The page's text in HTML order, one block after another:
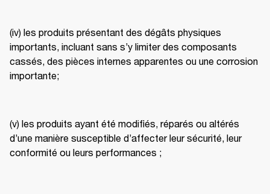
(iv) les produits présentant des dégâts physiques
importants, incluant sans s’y limiter des composants
cassés, des pièces internes apparentes ou une corrosion
importante;
(v) les produits ayant été modifiés, réparés ou altérés
d’une manière susceptible d’affecter leur sécurité, leur
conformité ou leurs performances ;